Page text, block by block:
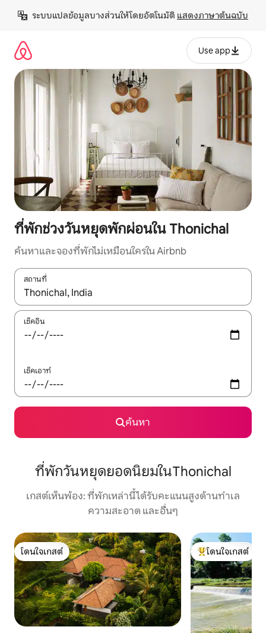
เนื้อหา
ระบบแปลข้อมูลบางส่วนให้โดยอัตโนมัติ แสดงภาษาต้นฉบับ
Use app
ที่พักช่วงวันหยุดพักผ่อนใน Thonichal
ค้นหาและจองที่พักไม่เหมือนใครใน Airbnb
สถานที่
ใช้ลูกศรขึ้นลง หรือใช้การสัมผัสหรือปัด เพื่อสำรวจผลการค้นหา
เช็คอิน
เช็คเอาท์
ค้นหา
ที่พักวันหยุดยอดนิยมในThonichal
เกสต์เห็นพ้อง: ที่พักเหล่านี้ได้รับคะแนนสูงด้านทำเล
ความสะอาด และอื่นๆ
โดนใจเกสต์
โดนใจเกสต์
โดนใจเกสต์ที่สุด
โดนใจเกสต์